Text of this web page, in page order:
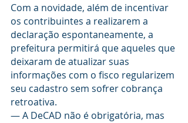
Com a novidade, além de incentivar
os contribuintes a realizarem a
declaração espontaneamente, a
prefeitura permitirá que aqueles que
deixaram de atualizar suas
informações com o fisco regularizem
seu cadastro sem sofrer cobrança
retroativa.
— A DeCAD não é obrigatória, mas